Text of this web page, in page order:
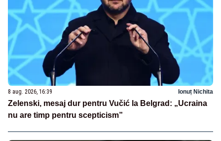
8 aug. 2026, 16:39 Ionuț Nichita
Zelenski, mesaj dur pentru Vučić la Belgrad: „Ucraina
nu are timp pentru scepticism”